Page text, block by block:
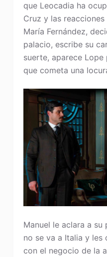
que Leocadia ha
Cruz y las
María Fernández,
palacio, escribe su
suerte, aparece
que cometa una
Manuel le aclara a
no se va a Italia y les
con el negocio de la